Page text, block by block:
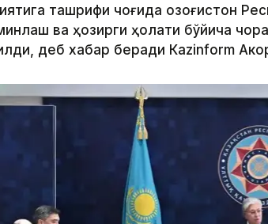
ташрифи чоғида Қозоғистон
ва ҳозирги ҳолати бўйича
деб хабар беради Каzinform